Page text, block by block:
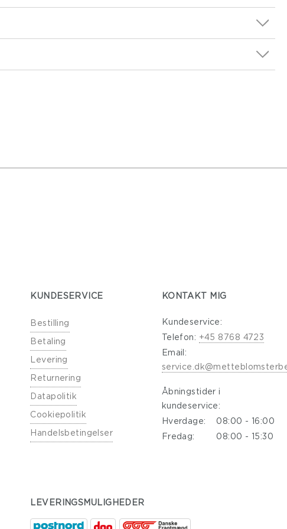
KUNDESERVICE
Bestilling
Betaling
Levering
Returnering
Datapolitik
Cookiepolitik
Handelsbetingelser
KONTAKT MIG
Kundeservice:
Telefon: +45 8768 4723
Email:
Åbningstider i
kundeservice:
Hverdage: 08:00 - 16:00
Fredag: 08:00 - 15:30
LEVERINGSMULIGHEDER